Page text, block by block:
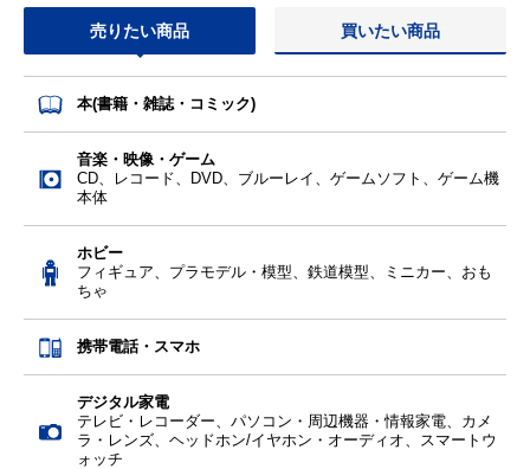
売りたい商品 買いたい商品
本(書籍・雑誌・コミック)
音楽・映像・ゲーム
CD、レコード、DVD、ブルーレイ、ゲームソフト、ゲーム機
本体
ホビー
フィギュア、プラモデル・模型、鉄道模型、ミニカー、おも
ちゃ
携帯電話・スマホ
デジタル家電
テレビ・レコーダー、パソコン・周辺機器・情報家電、カメ
ラ・レンズ、ヘッドホン/イヤホン・オーディオ、スマートウ
ォッチ